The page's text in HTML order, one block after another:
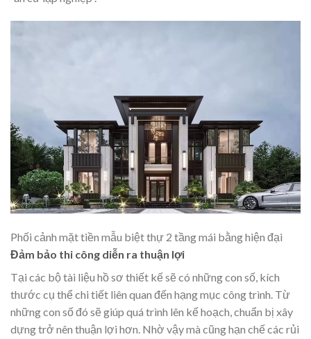
Phối cảnh mặt tiền mẫu biệt thự 2 tầng mái bằng hiện đại
Đảm bảo thi công diễn ra thuận lợi
Tại các bộ tài liệu hồ sơ thiết kế sẽ có những con số, kích
thước cụ thể chi tiết liên quan đến hạng mục công trình. Từ
những con số đó sẽ giúp quá trình lên kế hoạch, chuẩn bị xây
dựng trở nên thuận lợi hơn. Nhờ vậy mà cũng hạn chế các rủi